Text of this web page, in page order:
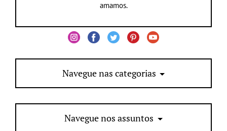
amamos.
Navegue nas categorias
Navegue nos assuntos